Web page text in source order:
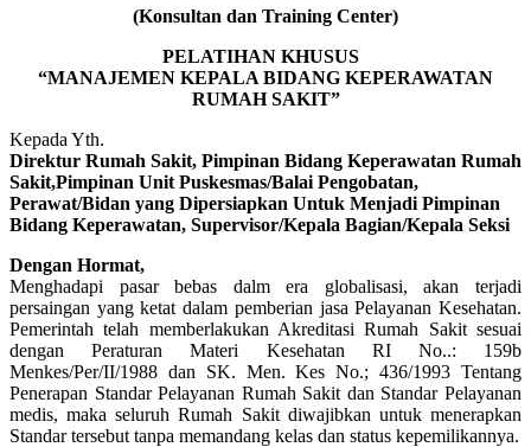
(Konsultan dan Training Center)
PELATIHAN KHUSUS
“MANAJEMEN KEPALA BIDANG KEPERAWATAN
RUMAH SAKIT”
Kepada Yth.
Direktur Rumah Sakit, Pimpinan Bidang Keperawatan Rumah
Sakit,Pimpinan Unit Puskesmas/Balai Pengobatan,
Perawat/Bidan yang Dipersiapkan Untuk Menjadi Pimpinan
Bidang Keperawatan, Supervisor/Kepala Bagian/Kepala Seksi
Dengan Hormat,
Menghadapi pasar bebas dalm era globalisasi, akan terjadi
persaingan yang ketat dalam pemberian jasa Pelayanan Kesehatan.
Pemerintah telah memberlakukan Akreditasi Rumah Sakit sesuai
dengan Peraturan Materi Kesehatan RI No..: 159b
Menkes/Per/II/1988 dan SK. Men. Kes No.; 436/1993 Tentang
Penerapan Standar Pelayanan Rumah Sakit dan Standar Pelayanan
medis, maka seluruh Rumah Sakit diwajibkan untuk menerapkan
Standar tersebut tanpa memandang kelas dan status kepemilikannya.